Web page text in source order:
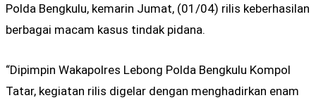
Polda Bengkulu, kemarin Jumat, (01/04) rilis keberhasilan
berbagai macam kasus tindak pidana.
“Dipimpin Wakapolres Lebong Polda Bengkulu Kompol
Tatar, kegiatan rilis digelar dengan menghadirkan enam